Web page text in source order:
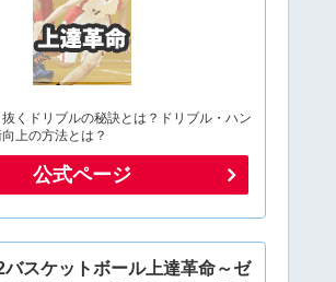
くドリブルの秘訣とは？ドリブル・ハン
上の方法とは？
公式ページ
バスケットボール上達革命～ゼ